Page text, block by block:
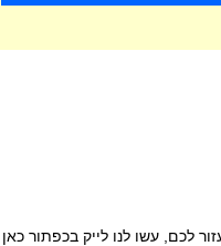
לכם, עשו לנו לייק בכפתור